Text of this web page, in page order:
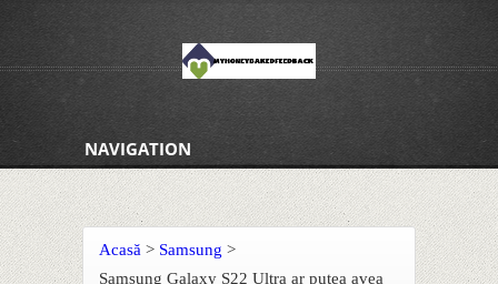
NAVIGATION
Acasă > Samsung >
Samsung Galaxy S22 Ultra ar putea avea